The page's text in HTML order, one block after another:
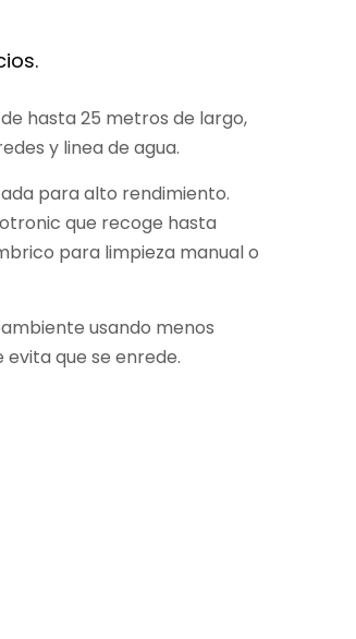
hasta 25 metros de largo,
y linea de agua.
para alto rendimiento.
que recoge hasta
para limpieza manual o
usando menos
que se enrede.